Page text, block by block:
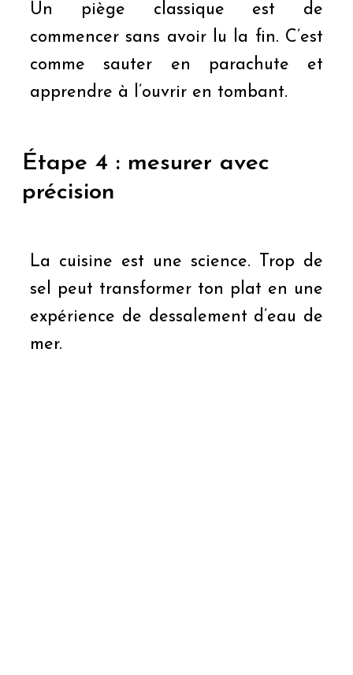
Un piège classique est de
commencer sans avoir lu la fin. C’est
comme sauter en parachute et
apprendre à l’ouvrir en tombant.
Étape 4 : mesurer avec
précision
La cuisine est une science. Trop de
sel peut transformer ton plat en une
expérience de dessalement d’eau de
mer.